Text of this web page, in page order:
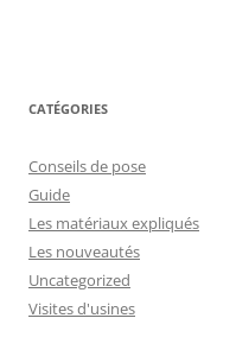
CATÉGORIES
Conseils de pose
Guide
Les matériaux expliqués
Les nouveautés
Uncategorized
Visites d'usines